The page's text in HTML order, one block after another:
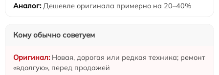
Дешевле оригинала примерно на 20–40%
Кому обычно советуем
Новая, дорогая или редкая техника; ремонт
«вдолгую», перед продажей